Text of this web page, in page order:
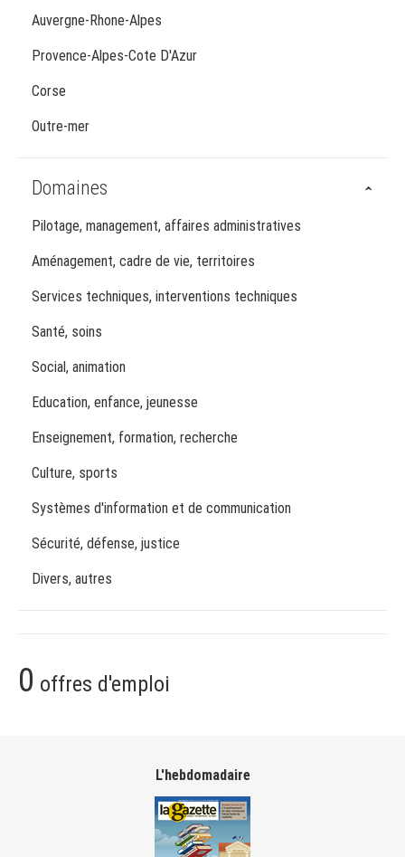
Auvergne-Rhone-Alpes
Provence-Alpes-Cote D'Azur
Corse
Outre-mer
Domaines
Pilotage, management, affaires administratives
Aménagement, cadre de vie, territoires
Services techniques, interventions techniques
Santé, soins
Social, animation
Education, enfance, jeunesse
Enseignement, formation, recherche
Culture, sports
Systèmes d'information et de communication
Sécurité, défense, justice
Divers, autres
0 offres d'emploi
L'hebdomadaire